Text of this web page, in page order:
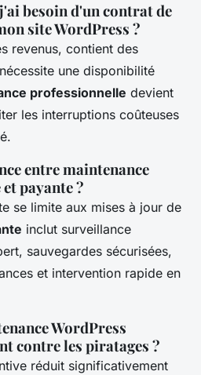
besoin d'un contrat de
site WordPress ?
revenus, contient des
une disponibilité
professionnelle devient
les interruptions coûteuses
entre maintenance
payante ?
se limite aux mises à jour de
inclut surveillance
sauvegardes sécurisées,
et intervention rapide en
WordPress
contre les piratages ?
réduit significativement